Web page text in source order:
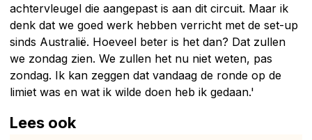
achtervleugel die aangepast is aan dit circuit. Maar ik
denk dat we goed werk hebben verricht met de set-up
sinds Australië. Hoeveel beter is het dan? Dat zullen
we zondag zien. We zullen het nu niet weten, pas
zondag. Ik kan zeggen dat vandaag de ronde op de
limiet was en wat ik wilde doen heb ik gedaan.'
Lees ook